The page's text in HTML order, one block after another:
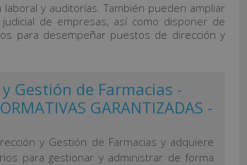
y auditorías. También pueden ampliar
de empresas, así como disponer de
para desempeñar puestos de dirección y
Gestión de Farmacias -
GARANTIZADAS -
y Gestión de Farmacias y adquiere
para gestionar y administrar de forma